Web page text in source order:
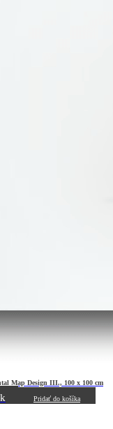
Map Design III., 100 x 100 cm
Pridať do košíka